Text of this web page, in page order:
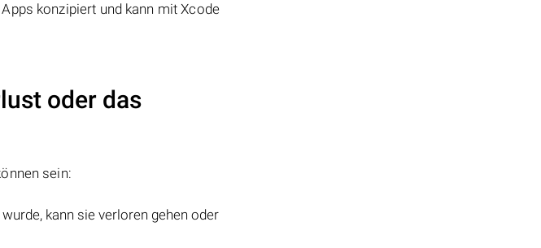
konzipiert und kann mit Xcode
oder das
sein:
kann sie verloren gehen oder